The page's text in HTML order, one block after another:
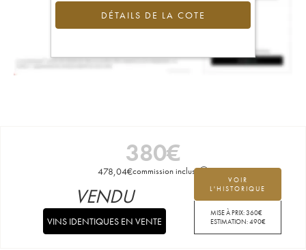
DÉTAILS DE LA COTE
380€
478,04€commission incluse
VOIR
L'HISTORIQUE
MISE À PRIX:360€
ESTIMATION:490€
VENDU
VINS IDENTIQUES EN VENTE